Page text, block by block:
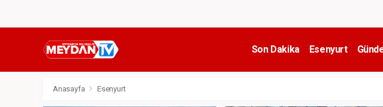
Son Dakika Esenyurt
Anasayfa Esenyurt